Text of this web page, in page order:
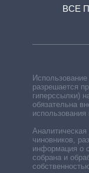
ВСЕ
разрешается
гиперссылки)
обязательна
чиновников,
информация о
собрана и